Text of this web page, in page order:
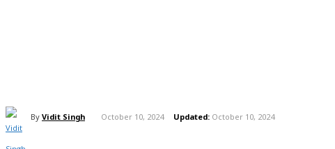
By Vidit Singh October 10, 2024 Updated: October 10, 2024